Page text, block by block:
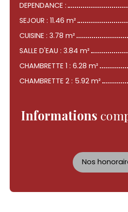
DEPENDANCE :
SEJOUR : 11.46 m²
CUISINE : 3.78 m²
SALLE D'EAU : 3.84 m²
CHAMBRETTE 1 : 6.28 m²
CHAMBRETTE 2 : 5.92 m²
Informations
Nos